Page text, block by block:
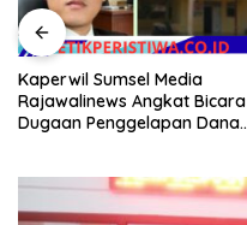
Kaperwil Sumsel Media
Rajawalinews Angkat Bicara
Dugaan Penggelapan Dana
Hilang 3 Bulan Bawa
Anggaran Pembangunan